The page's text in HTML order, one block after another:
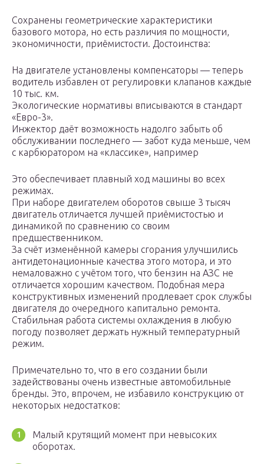
Сохранены геометрические характеристики
базового мотора, но есть различия по мощности,
экономичности, приёмистости. Достоинства:
На двигателе установлены компенсаторы — теперь
водитель избавлен от регулировки клапанов каждые
10 тыс. км.
Экологические нормативы вписываются в стандарт
«Евро-3».
Инжектор даёт возможность надолго забыть об
обслуживании последнего — забот куда меньше, чем
с карбюратором на «классике», например
Это обеспечивает плавный ход машины во всех
режимах.
При наборе двигателем оборотов свыше 3 тысяч
двигатель отличается лучшей приёмистостью и
динамикой по сравнению со своим
предшественником.
За счёт изменённой камеры сгорания улучшились
антидетонационные качества этого мотора, и это
немаловажно с учётом того, что бензин на АЗС не
отличается хорошим качеством. Подобная мера
конструктивных изменений продлевает срок службы
двигателя до очередного капитально ремонта.
Стабильная работа системы охлаждения в любую
погоду позволяет держать нужный температурный
режим.
Примечательно то, что в его создании были
задействованы очень известные автомобильные
бренды. Это, впрочем, не избавило конструкцию от
некоторых недостатков:
Малый крутящий момент при невысоких
оборотах.